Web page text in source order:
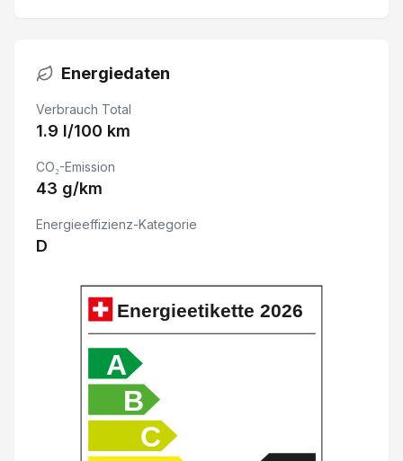
ABS Antiblockiersystem
Automatische Notbremsung
LED Rückleuchten
Verkehrsschild-Erkennungssystem
Fahrersitz mit Memory
Deaktivierung Beifahrerairbag
Klimaanlage automatisch 2-Zonen
Energiedaten
Verbrauch Total
1.9 l/100 km
CO₂-Emission
43 g/km
Energieeffizienz-Kategorie
D
A
B
C
Energieetikette 2026